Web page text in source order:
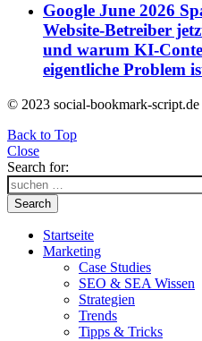
Google June 2026
Website-Betreiber
und warum KI-
eigentliche Problem
© 2023 social-bookmark-
Back to Top
Close
Search for:
Search
Startseite
Marketing
Case Studies
SEO & SEA Wissen
Strategien
Trends
Tipps & Tricks